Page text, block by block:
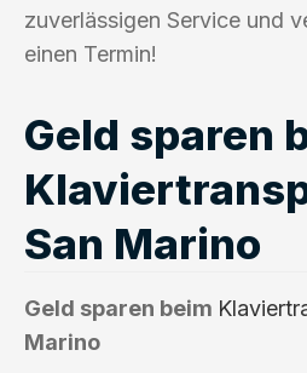
zuverlässigen Service und
einen Termin!
Geld sparen
San Marino
Geld sparen beim
Marino